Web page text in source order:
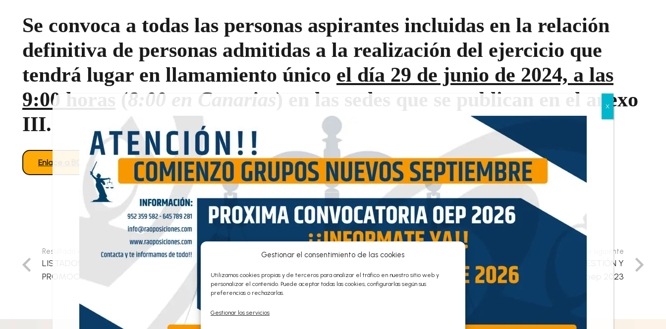
Gestionar el consentimiento de las cookies
Utilizamos cookies propias y de terceros para analizar el tráfico en nuestro sitio web y
personalizar el contenido. Puede aceptar todas las cookies, configurarlas según sus
preferencias o rechazarlas.
Gestionar los servicios
Se convoca a todas las personas aspirantes incluidas en la relación
definitiva de personas admitidas a la realización del ejercicio que
tendrá lugar en llamamiento único el día 29 de junio de 2024, a las
9:00 horas
(8:00 en Canarias ) en las sedes que se publican en el anexo
III.
Enlace a BOE Enlace a Listados Completos Anexo – GESTIÓN PI – UCL
Resultado anterior
LISTADOS DEFINITIVOS TRAMITACIÓN
PROMOCIÓN INTERNA. oep 2022,2023
Resultado siguiente
NOMBRAMIENTO TRIBUNALES CALIFICADORES ÚNICOS OPOSICIONES GESTIÓN Y
TRAMITACIÓN PROCESAL Y AUXILIO JUDICIAL oep 2023